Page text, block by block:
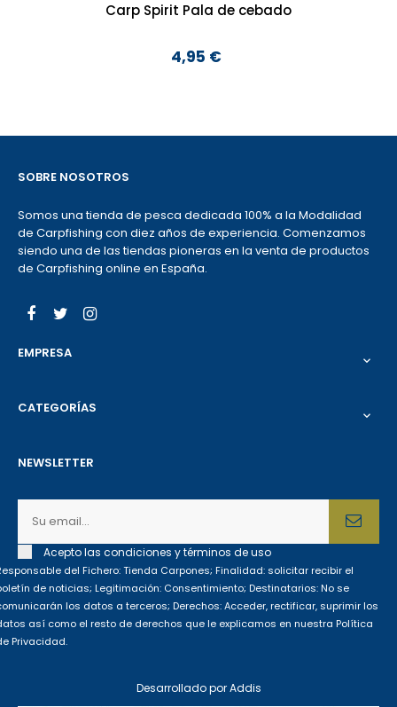
Carp Spirit Pala de cebado
Precio
4,95 €
SOBRE NOSOTROS
Somos una tienda de pesca dedicada 100% a la Modalidad
de Carpfishing con diez años de experiencia. Comenzamos
siendo una de las tiendas pioneras en la venta de productos
de Carpfishing online en España.
Facebook
Twitter
EMPRESA 
CATEGORÍAS 
NEWSLETTER
Acepto las condiciones y términos de uso
del Fichero: Tienda Carpones; Finalidad: solicitar recibir el
de noticias; Legitimación: Consentimiento; Destinatarios: No se
los datos a terceros; Derechos: Acceder, rectificar, suprimir los
así como el resto de derechos que le explicamos en nuestra Política
Privacidad.
Desarrollado porAddis